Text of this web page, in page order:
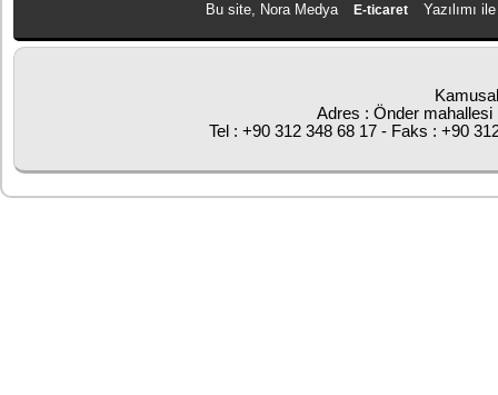
Bu site, Nora Medya E-ticaret Yazılımı
Adres : Önder mahallesi
Tel : +90 312 348 68 17 - Faks : +90